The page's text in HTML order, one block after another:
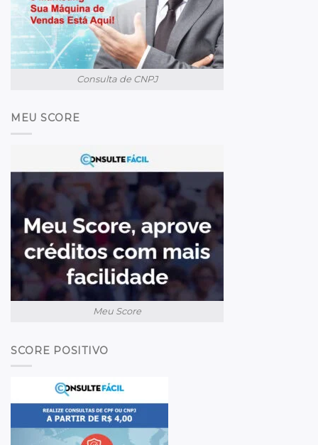
Consulta de CNPJ
MEU SCORE
Meu Score
SCORE POSITIVO